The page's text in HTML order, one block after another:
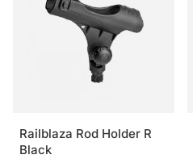
Railblaza Rod Holder R
Black